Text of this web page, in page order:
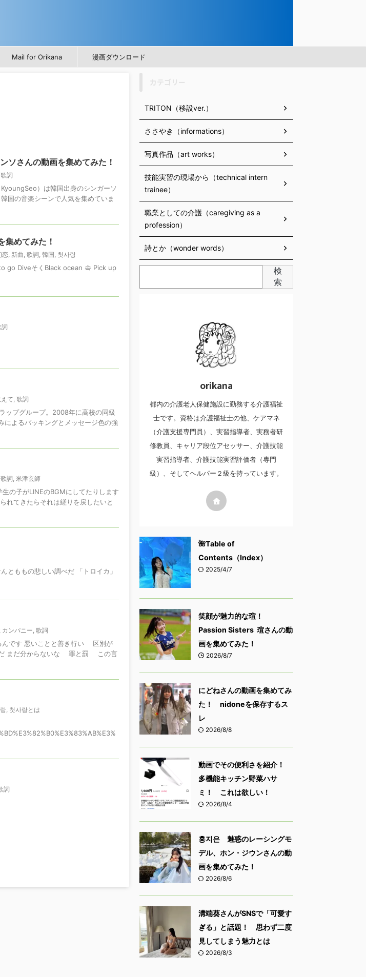
Mail for Orikana 漫画ダウンロード
さんの動画を集めてみた！
歌詞
）は韓国出身のシンガーソ
国の音楽シーンで人気を集めていま
めてみた！
恋, 新曲, 歌詞, 韓国, 첫사랑
go DiveそくBlack ocean 속 Pick up
詞
て, 歌詞
ップグループ。2008年に高校の同級
によるバッキングとメッセージ色の強
歌詞, 米津玄師
の子がLINEのBGMにしてたりします
れてきたらそれは縒りを戻したいと
とももの悲しい調べだ 「トロイカ」
カンパニー, 歌詞
んです 悪いことと善き行い 区別が
だ まだ分からないな 罪と罰 この言
, 첫사랑とは
詞
TRITON（移設ver.）
ささやき（informations）
写真作品（art works）
技能実習の現場から（technical intern
trainee）
職業としての介護（caregiving as a
profession）
詩とか（wonder words）
検
索
orikana
都内の介護老人保健施設に勤務する介護福祉
士です。資格は介護福祉士の他、ケアマネ
（介護支援専門員）、実習指導者、実務者研
修教員、キャリア段位アセッサー、介護技能
実習指導者、介護技能実習評価者（専門
級）、そしてヘルパー２級を持っています。
🌺Table of
Contents（Index）
2025/4/7
笑顔が魅力的な瑄！
Passion Sisters 瑄さんの動
画を集めてみた！
2026/8/7
にどねさんの動画を集めてみ
た！ nidoneを保存するス
レ
2026/8/8
動画でその便利さを紹介！
多機能キッチン野菜ハサ
ミ！ これは欲しい！
2026/8/4
홍지은 魅惑のレーシングモ
デル、ホン・ジウンさんの動
画を集めてみた！
2026/8/6
溝端葵さんがSNSで「可愛す
ぎる」と話題！ 思わず二度
見してしまう魅力とは
2026/8/3